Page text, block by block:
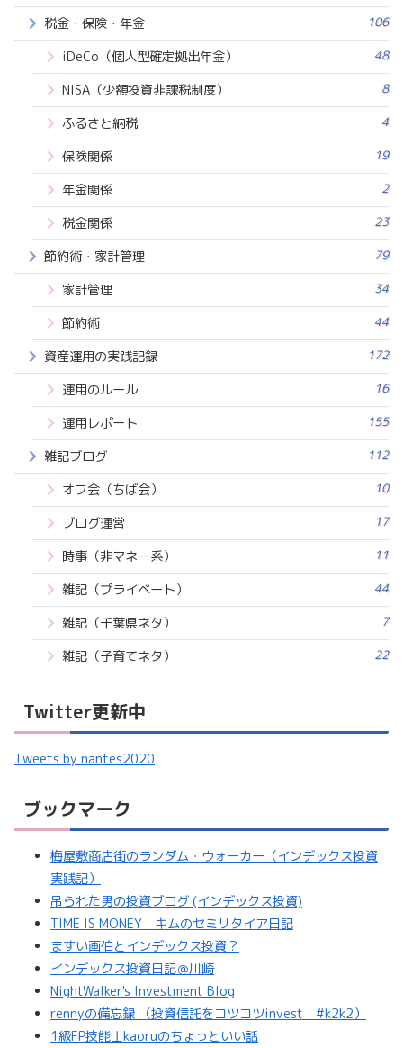
税金・保険・年金 106
iDeCo（個人型確定拠出年金） 48
NISA（少額投資非課税制度） 8
ふるさと納税 4
保険関係 19
年金関係 2
税金関係 23
節約術・家計管理 79
家計管理 34
節約術 44
資産運用の実践記録 172
運用のルール 16
運用レポート 155
雑記ブログ 112
オフ会（ちば会） 10
ブログ運営 17
時事（非マネー系） 11
雑記（プライベート） 44
雑記（千葉県ネタ） 7
雑記（子育てネタ） 22
Twitter更新中
Tweets by nantes2020
ブックマーク
梅屋敷商店街のランダム・ウォーカー（インデックス投資
実践記）
吊られた男の投資ブログ (インデックス投資)
TIME IS MONEY キムのセミリタイア日記
ますい画伯とインデックス投資？
インデックス投資日記＠川崎
NightWalker's Investment Blog
rennyの備忘録 （投資信託をコツコツinvest #k2k2）
1級FP技能士kaoruのちょっといい話